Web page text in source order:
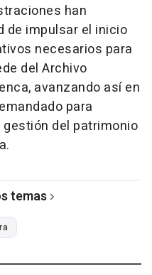
han
de impulsar el inicio
necesarios para
del Archivo
avanzando así en
para
del patrimonio
temas